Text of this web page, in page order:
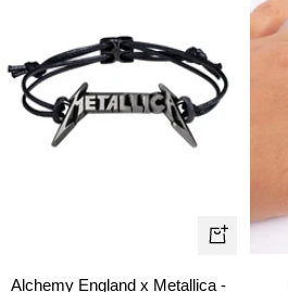
Ajouter
Alchemy England x Metallica -